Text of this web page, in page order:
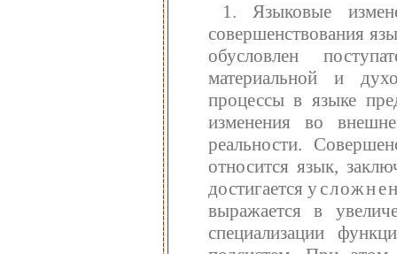
1. Языковые
совершенствования
обусловлен
материальной и
процессы в языке
изменения во
реальности.
относится язык,
достигается
выражается в
специализации